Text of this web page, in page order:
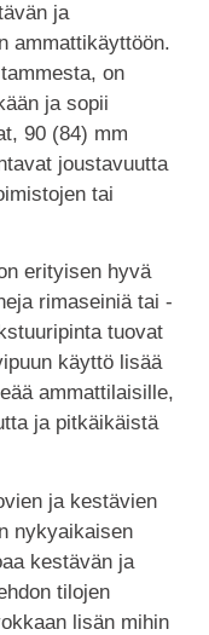
ja
ammattikäyttöön.
on
ja sopii
90 (84) mm
joustavuutta
tai
erityisen hyvä
rimaseiniä tai -
tuovat
käyttö lisää
ammattilaisille,
ja pitkäikäistä
ja kestävien
nykyaikaisen
kestävän ja
tilojen
lisän mihin